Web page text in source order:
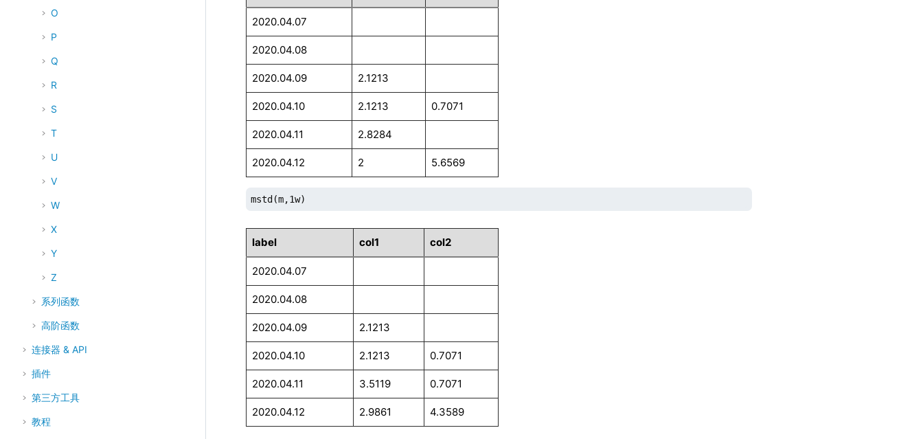
O
P
Q
R
S
T
U
V
W
X
Y
Z
系列函数
高阶函数
连接器 & API
插件
第三方工具
教程
2020.04.07
2020.04.08
2020.04.09 2.1213
2020.04.10 2.1213 0.7071
2020.04.11 2.8284
2020.04.12 2 5.6569
mstd(m,1w)
label col1 col2
2020.04.07
2020.04.08
2020.04.09 2.1213
2020.04.10 2.1213 0.7071
2020.04.11 3.5119 0.7071
2020.04.12 2.9861 4.3589